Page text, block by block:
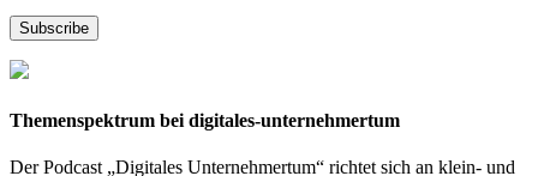
Themenspektrum bei digitales-unternehmertum
Der Podcast „Digitales Unternehmertum“ richtet sich an klein- und